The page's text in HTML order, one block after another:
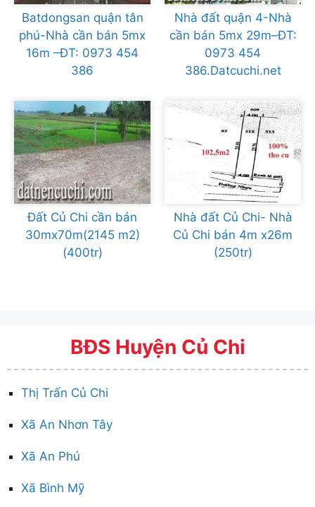
Batdongsan quận tân
phú-Nhà cần bán 5mx
16m –ĐT: 0973 454
386
Nhà đất quận 4-Nhà
cần bán 5mx 29m–ĐT:
0973 454
386.Datcuchi.net
Đất Củ Chi cần bán
30mx70m(2145 m2)
(400tr)
Nhà đất Củ Chi- Nhà
Củ Chi bán 4m x26m
(250tr)
BĐS Huyện Củ Chi
Thị Trấn Củ Chi
Xã An Nhơn Tây
Xã An Phú
Xã Bình Mỹ